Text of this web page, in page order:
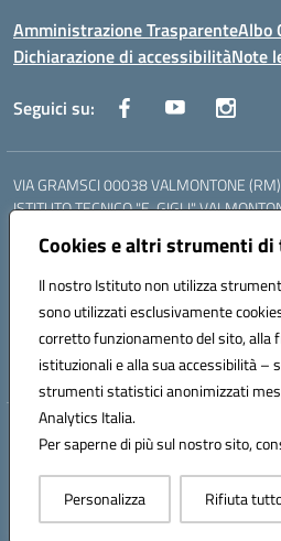
Cookies e altri strumenti di
Il nostro Istituto non utilizza
sono utilizzati esclusivamente
corretto funzionamento del sito, alla
istituzionali e alla sua accessibilità –
strumenti statistici anonimizzati
Analytics Italia.
Per saperne di più sul nostro sito,
Personalizza Rifiuta
Amministrazione TrasparenteAlbo
Dichiarazione di accessibilitàNote
Seguici su:
VIA GRAMSCI 00038 VALMONTONE (RM)
ISTITUTO TECNICO "E. GIGLI"
06121126825
LICEO DELLE SCIENZE UMANE "P.L.
Mail: RMIS099002@istruzione.it - PEC:
Codice meccanografico: RMIS099002
Codice fiscale: 95036960581
Hosting & Powered by
Concept & Design by